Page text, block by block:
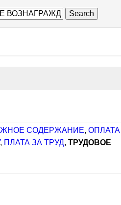
Search
СОДЕРЖАНИЕ, ОПЛАТА
, ПЛАТА ЗА ТРУД,ТРУДОВОЕ